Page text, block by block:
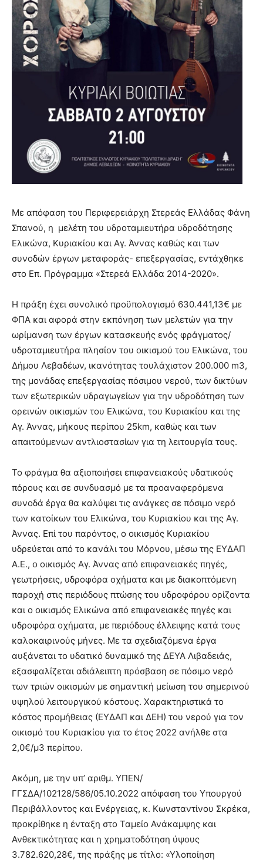
Με απόφαση του Περιφερειάρχη Στερεάς Ελλάδας Φάνη
Σπανού, η μελέτη του υδροταμιευτήρα υδροδότησης
Ελικώνα, Κυριακίου και Αγ. Άννας καθώς και των
συνοδών έργων μεταφοράς- επεξεργασίας, εντάχθηκε
στο Επ. Πρόγραμμα «Στερεά Ελλάδα 2014-2020».
Η πράξη έχει συνολικό προϋπολογισμό 630.441,13€ με
ΦΠΑ και αφορά στην εκπόνηση των μελετών για την
ωρίμανση των έργων κατασκευής ενός φράγματος/
υδροταμιευτήρα πλησίον του οικισμού του Ελικώνα, του
Δήμου Λεβαδέων, ικανότητας τουλάχιστον 200.000 m3,
της μονάδας επεξεργασίας πόσιμου νερού, των δικτύων
των εξωτερικών υδραγωγείων για την υδροδότηση των
ορεινών οικισμών του Ελικώνα, του Κυριακίου και της
Αγ. Άννας, μήκους περίπου 25km, καθώς και των
απαιτούμενων αντλιοστασίων για τη λειτουργία τους.
Το φράγμα θα αξιοποιήσει επιφανειακούς υδατικούς
πόρους και σε συνδυασμό με τα προαναφερόμενα
συνοδά έργα θα καλύψει τις ανάγκες σε πόσιμο νερό
των κατοίκων του Ελικώνα, του Κυριακίου και της Αγ.
Άννας. Επί του παρόντος, ο οικισμός Κυριακίου
υδρεύεται από το κανάλι του Μόρνου, μέσω της ΕΥΔΑΠ
Α.Ε., ο οικισμός Αγ. Άννας από επιφανειακές πηγές,
γεωτρήσεις, υδροφόρα οχήματα και με διακοπτόμενη
παροχή στις περιόδους πτώσης του υδροφόρου ορίζοντα
και ο οικισμός Ελικώνα από επιφανειακές πηγές και
υδροφόρα οχήματα, με περιόδους έλλειψης κατά τους
καλοκαιρινούς μήνες. Με τα σχεδιαζόμενα έργα
αυξάνεται το υδατικό δυναμικό της ΔΕΥΑ Λιβαδειάς,
εξασφαλίζεται αδιάλειπτη πρόσβαση σε πόσιμο νερό
των τριών οικισμών με σημαντική μείωση του σημερινού
υψηλού λειτουργικού κόστους. Χαρακτηριστικά το
κόστος προμήθειας (ΕΥΔΑΠ και ΔΕΗ) του νερού για τον
οικισμό του Κυριακίου για το έτος 2022 ανήλθε στα
2,0€/μ3 περίπου.
Ακόμη, με την υπ’ αριθμ. ΥΠΕΝ/
ΓΓΣΔΑ/102128/586/05.10.2022 απόφαση του Υπουργού
Περιβάλλοντος και Ενέργειας, κ. Κωνσταντίνου Σκρέκα,
προκρίθηκε η ένταξη στο Ταμείο Ανάκαμψης και
Ανθεκτικότητας και η χρηματοδότηση ύψους
3.782.620,28€, της πράξης με τίτλο: «Υλοποίηση